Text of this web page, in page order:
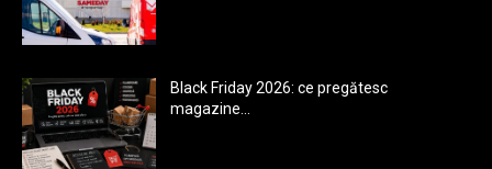
Black Friday 2026: ce pregătesc
magazine...